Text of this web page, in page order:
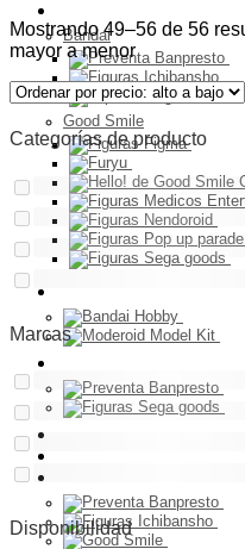
Bandai
Good Smile
Mostrando 49–56 de 56
mayor a menor
Categorías de producto
Marcas
Disponibilidad